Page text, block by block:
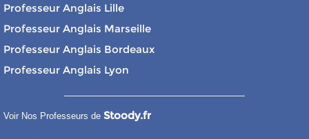
Professeur Anglais Lille
Professeur Anglais Marseille
Professeur Anglais Bordeaux
Professeur Anglais Lyon
Voir Nos Professeurs de Stoody.fr